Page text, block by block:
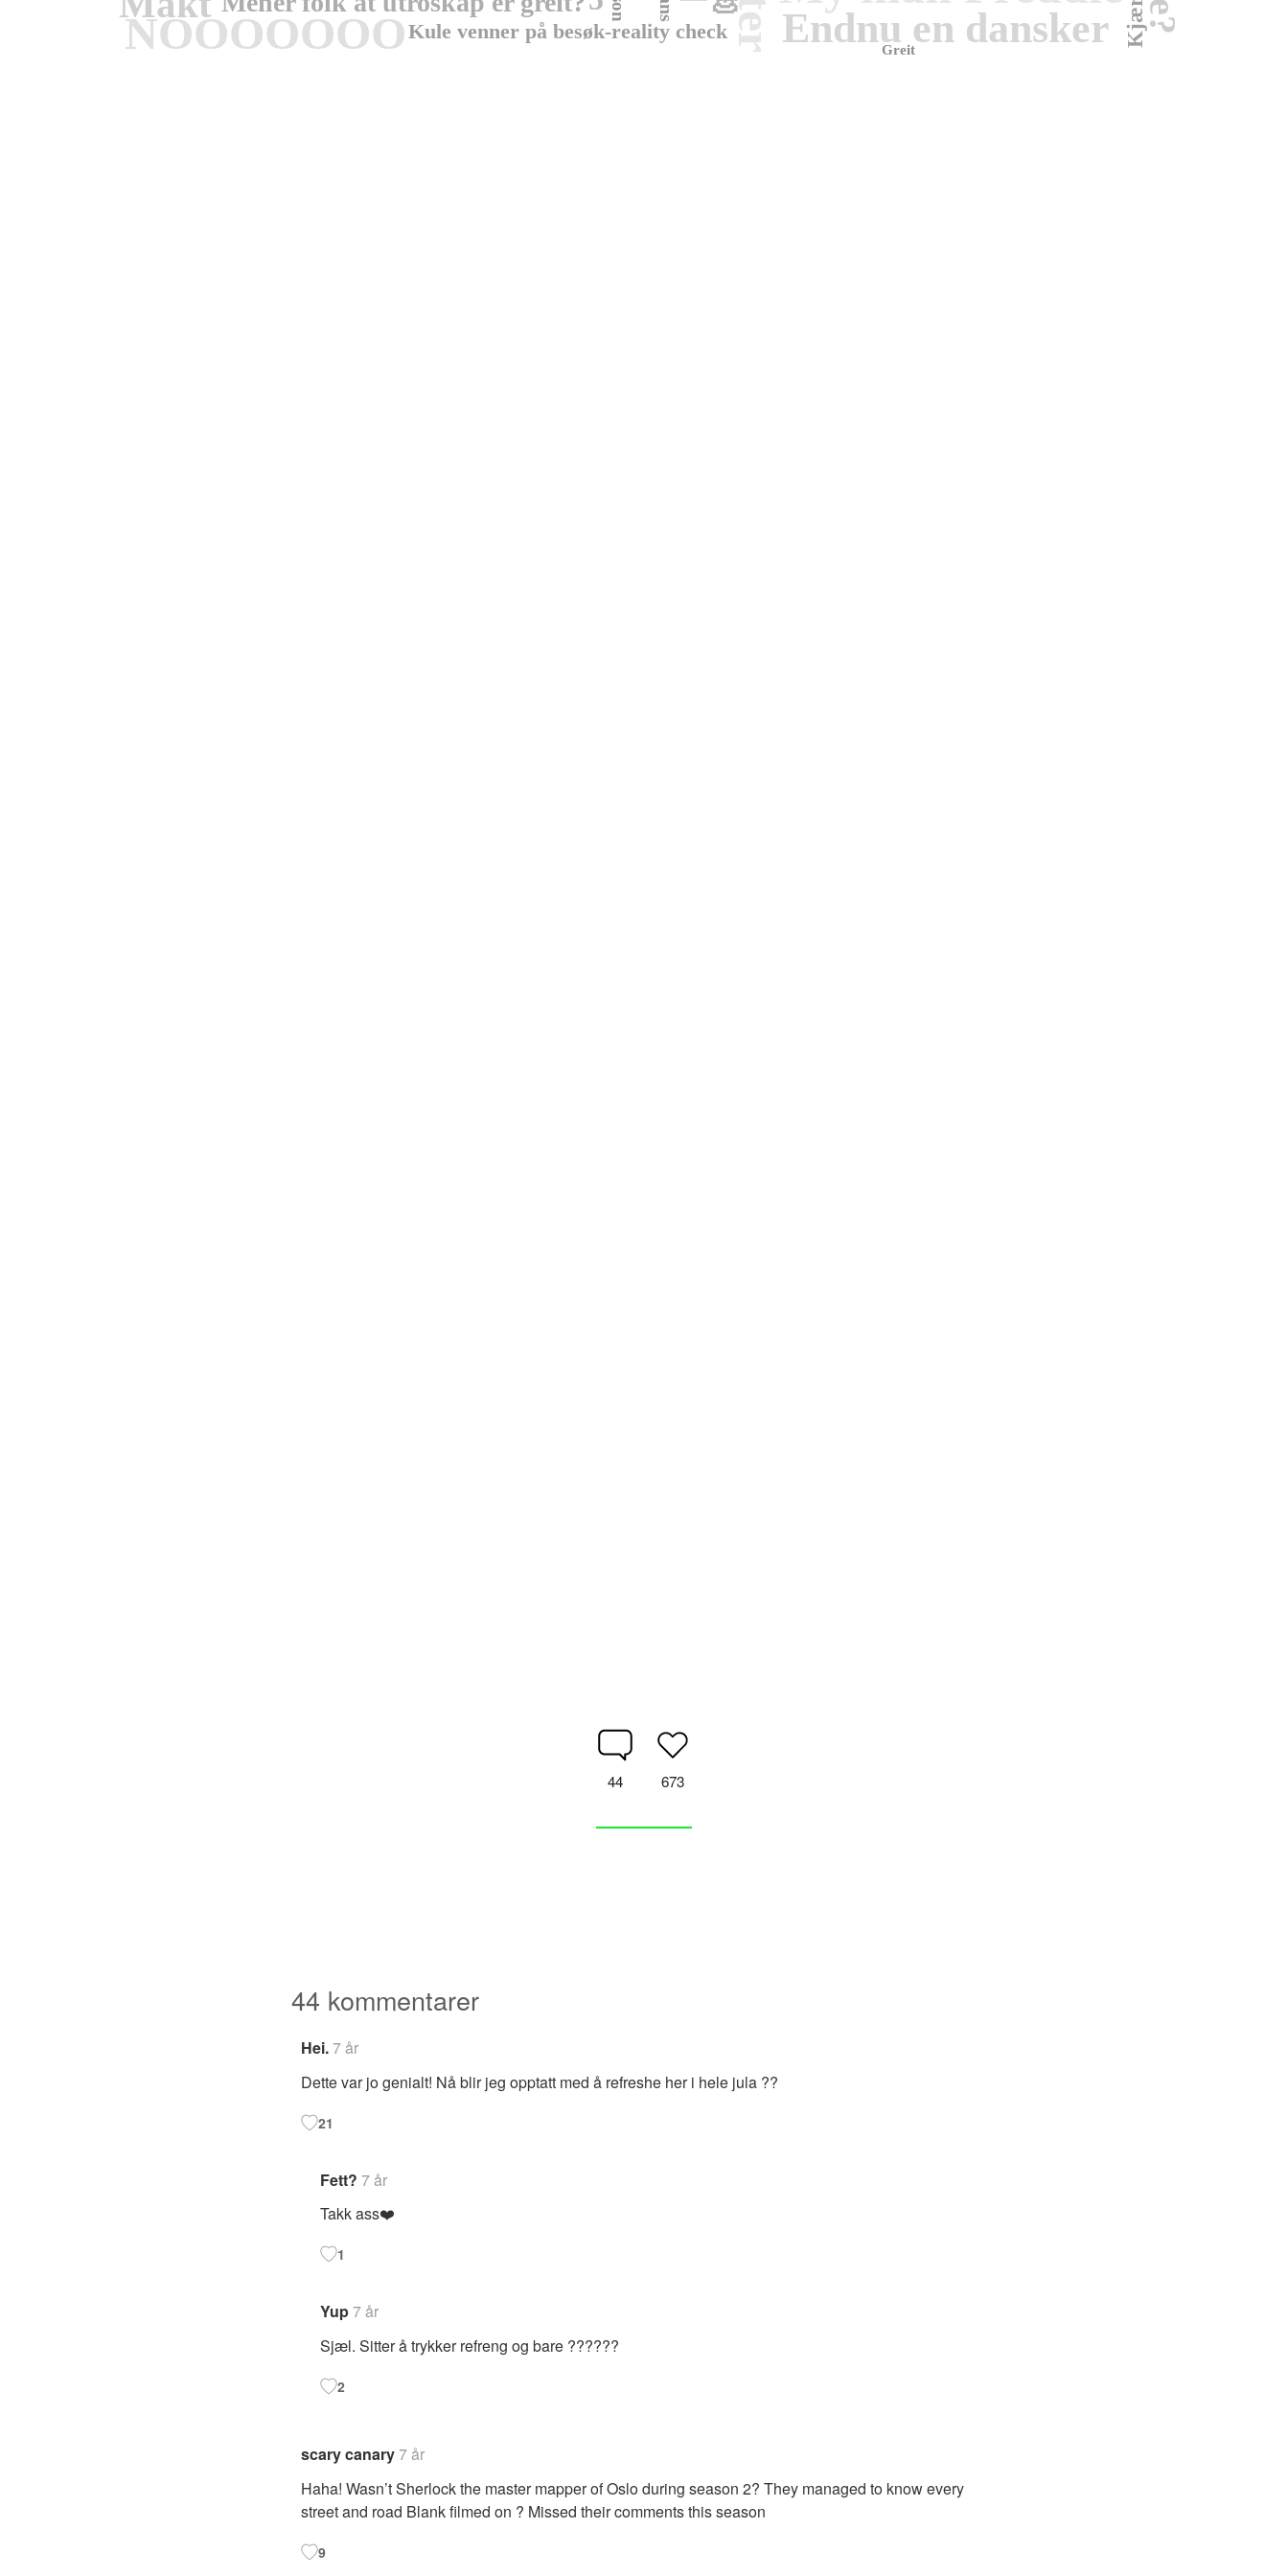
Kule venner på besøk-reality check Endnu en dansker
NOOOOOOO Greit
44 673
44 kommentarer
Hei.7 år
Dette var jo genialt! Nå blir jeg opptatt med å refreshe her i hele jula ??
21
Fett? 7 år
Takk ass❤️
1
Yup7 år
Sjæl. Sitter å trykker refreng og bare ??????
2
scary canary7 år
Haha! Wasn’t Sherlock the master mapper of Oslo during season 2? They managed to know every
street and road Blank filmed on ? Missed their comments this season
9